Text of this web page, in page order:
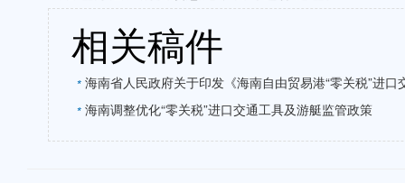
相关稿件
* 海南省人民政府关于印发《海南自由贸易港“零关税”进
* 海南调整优化“零关税”进口交通工具及游艇监管政策